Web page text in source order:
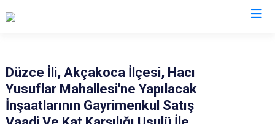
Dörtdivan
Gerede
Düzce İli, Akçakoca İlçesi, Hacı
Yusuflar Mahallesi'ne Yapılacak
İnşaatlarının Gayrimenkul Satış